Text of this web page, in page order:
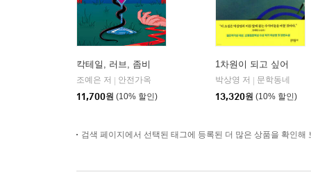
칵테일, 러브, 좀비
조예은 저
안전가옥
11,700원 (10% 할인)
1차원이 되고 싶어
박상영 저
문학동네
13,320원 (10% 할인)
검색 페이지에서 선택된 태그에 등록된 더 많은 상품을 확인해